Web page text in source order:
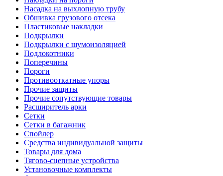
Насадка на выхлопную трубу
Обшивка грузового отсека
Пластиковые накладки
Подкрылки
Подкрылки с шумоизоляцией
Подлокотники
Поперечины
Пороги
Противооткатные упоры
Прочие защиты
Прочие сопутствующие товары
Расширитель арки
Сетки
Сетки в багажник
Спойлер
Средства индивидуальной защиты
Товары для дома
Тягово-сцепные устройства
Установочные комплекты